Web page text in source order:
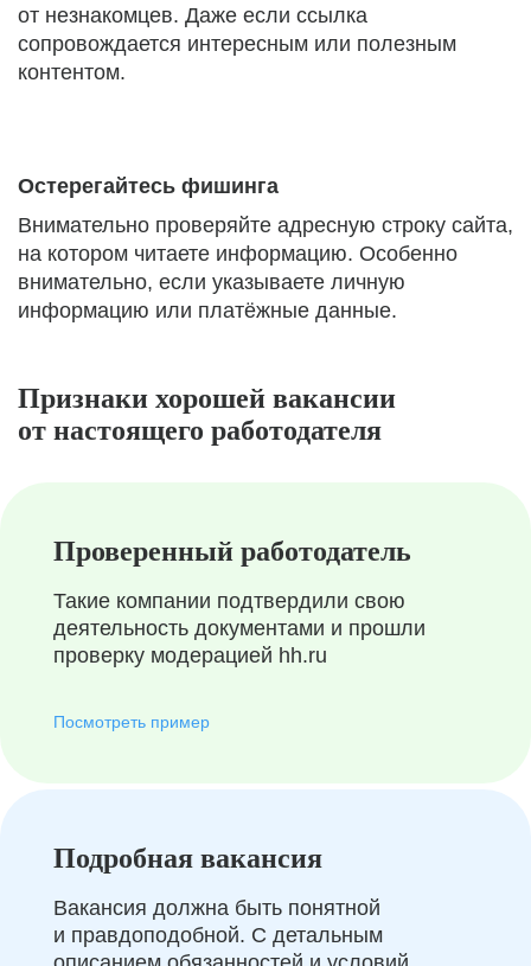
от незнакомцев. Даже если ссылка
сопровождается интересным или полезным
контентом.
Остерегайтесь фишинга
Внимательно проверяйте адресную строку сайта,
на котором читаете информацию. Особенно
внимательно, если указываете личную
информацию или платёжные данные.
Признаки хорошей вакансии
от настоящего работодателя
Проверенный работодатель
Такие компании подтвердили свою
деятельность документами и прошли
проверку модерацией hh.ru
Посмотреть пример
Подробная вакансия
Вакансия должна быть понятной
и правдоподобной. С детальным